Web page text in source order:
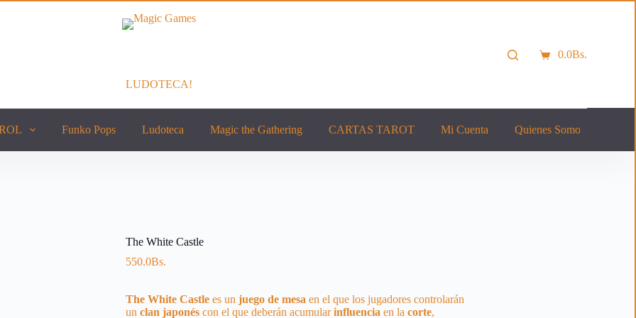
LUDOTECA!
Carro0.0Bs.
Funko Pops Ludoteca Magic the Gathering CARTAS TAROT Mi Cuenta Quienes Somos
The White Castle
550.0Bs.
The White Castlees un juego de mesa en el que los jugadores controlarán
un clan japonéscon el que deberán acumularinfluencia en la corte,